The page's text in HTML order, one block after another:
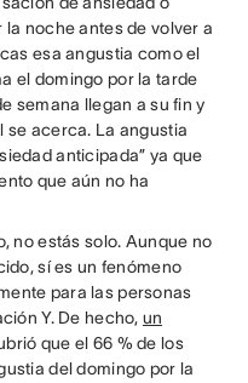
noche antes de volver a
esa angustia como el
el domingo por la tarde
semana llegan a su fin y
se acerca. La angustia
anticipada” ya que
que aún no ha
no estás solo. Aunque no
sí es un fenómeno
para las personas
Y. De hecho, un
que el 66 % de los
del domingo por la